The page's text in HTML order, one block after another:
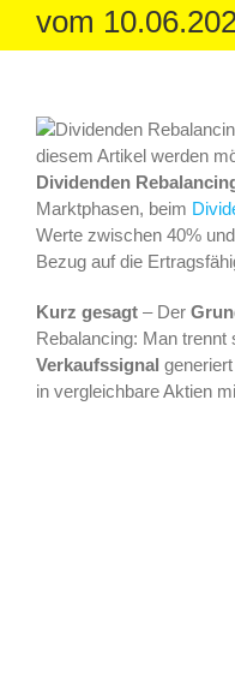
vom
diesem Artikel werden
Dividenden
Marktphasen, beim
Werte zwischen 40%
Bezug auf die
Kurz gesagt – Der
Rebalancing: Man
Verkaufssignal
in vergleichbare Aktien